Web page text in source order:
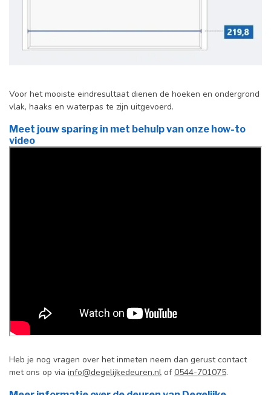
Voor het mooiste eindresultaat dienen de hoeken en ondergrond
vlak, haaks en waterpas te zijn uitgevoerd.
Meet jouw sparing in met behulp van onze how-to
video
Heb je nog vragen over het inmeten neem dan gerust contact
met ons op via info@degelijkedeuren.nl of0544-701075.